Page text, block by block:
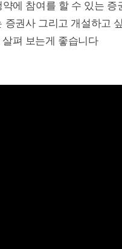
에 참여를 할 수 있는 증
권사 그리고 개설하고
펴 보는게 좋습니다